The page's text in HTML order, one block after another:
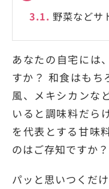
3.1. 野菜などサ
あなたの自宅には
すか？ 和食はもち
風、メキシカンな
いると調味料だら
を代表とする甘味
のはご存知ですか？
パッと思いつくだ